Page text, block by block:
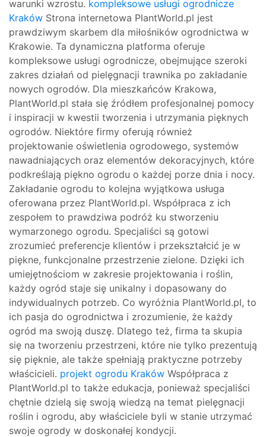
warunki wzrostu. kompleksowe usługi ogrodnicze
Kraków Strona internetowa PlantWorld.pl jest
prawdziwym skarbem dla miłośników ogrodnictwa w
Krakowie. Ta dynamiczna platforma oferuje
kompleksowe usługi ogrodnicze, obejmujące szeroki
zakres działań od pielęgnacji trawnika po zakładanie
nowych ogrodów. Dla mieszkańców Krakowa,
PlantWorld.pl stała się źródłem profesjonalnej pomocy
i inspiracji w kwestii tworzenia i utrzymania pięknych
ogrodów. Niektóre firmy oferują również
projektowanie oświetlenia ogrodowego, systemów
nawadniających oraz elementów dekoracyjnych, które
podkreślają piękno ogrodu o każdej porze dnia i nocy.
Zakładanie ogrodu to kolejna wyjątkowa usługa
oferowana przez PlantWorld.pl. Współpraca z ich
zespołem to prawdziwa podróż ku stworzeniu
wymarzonego ogrodu. Specjaliści są gotowi
zrozumieć preferencje klientów i przekształcić je w
piękne, funkcjonalne przestrzenie zielone. Dzięki ich
umiejętnościom w zakresie projektowania i roślin,
każdy ogród staje się unikalny i dopasowany do
indywidualnych potrzeb. Co wyróżnia PlantWorld.pl, to
ich pasja do ogrodnictwa i zrozumienie, że każdy
ogród ma swoją duszę. Dlatego też, firma ta skupia
się na tworzeniu przestrzeni, które nie tylko prezentują
się pięknie, ale także spełniają praktyczne potrzeby
właścicieli. projekt ogrodu Kraków Współpraca z
PlantWorld.pl to także edukacja, ponieważ specjaliści
chętnie dzielą się swoją wiedzą na temat pielęgnacji
roślin i ogrodu, aby właściciele byli w stanie utrzymać
swoje ogrody w doskonałej kondycji.